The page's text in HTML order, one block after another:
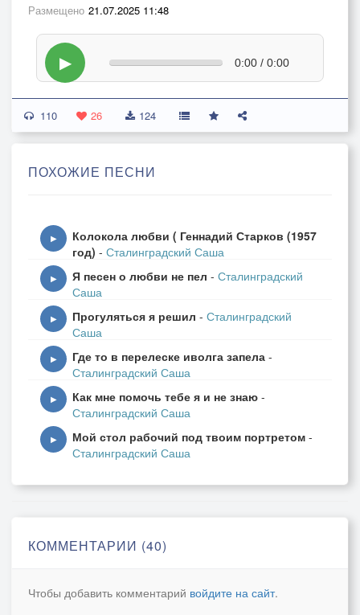
Размещено 21.07.2025 11:48
▶ 0:00 / 0:00
110 26 124
ПОХОЖИЕ ПЕСНИ
▶
Колокола любви ( Геннадий Старков (1957
год) - Сталинградский Саша
▶ Я песен о любви не пел - Сталинградский
Саша
▶ Прогуляться я решил - Сталинградский
Саша
▶ Где то в перелеске иволга запела -
Сталинградский Саша
▶ Как мне помочь тебе я и не знаю -
Сталинградский Саша
▶ Мой стол рабочий под твоим портретом -
Сталинградский Саша
КОММЕНТАРИИ (40)
Чтобы добавить комментарий войдите на сайт.